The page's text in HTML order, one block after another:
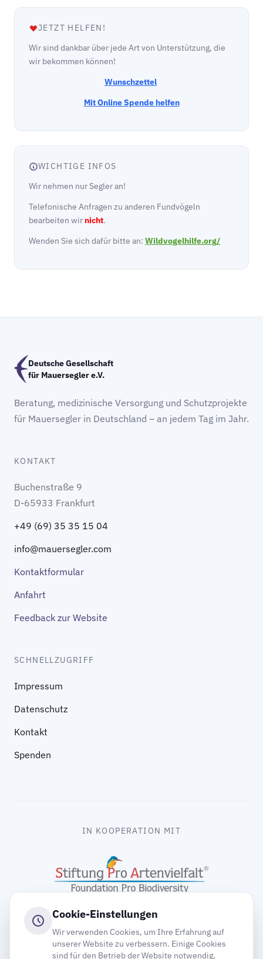
JETZT HELFEN!
Wir sind dankbar über jede Art von Unterstützung, die
wir bekommen können!
Wunschzettel
Mit Online Spende helfen
WICHTIGE INFOS
Wir nehmen nur Segler an!
Telefonische Anfragen zu anderen Fundvögeln
bearbeiten wir nicht.
Wenden Sie sich dafür bitte an: Wildvogelhilfe.org/
Deutsche Gesellschaft
für Mauersegler e.V.
Beratung, medizinische Versorgung und Schutzprojekte
für Mauersegler in Deutschland – an jedem Tag im Jahr.
KONTAKT
Buchenstraße 9
D-65933 Frankfurt
+49 (69) 35 35 15 04
info@mauersegler.com
Kontaktformular
Anfahrt
Feedback zur Website
SCHNELLZUGRIFF
Impressum
Datenschutz
Kontakt
Spenden
IN KOOPERATION MIT
Cookie-Einstellungen
Wir verwenden Cookies, um Ihre Erfahrung auf
unserer Website zu verbessern. Einige Cookies
sind für den Betrieb der Website notwendig,